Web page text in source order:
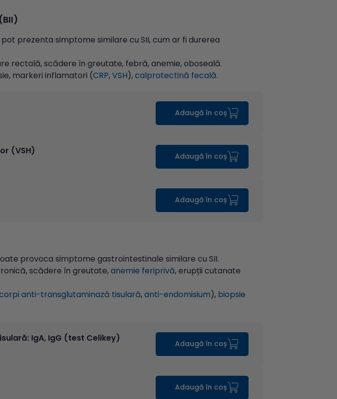
pot prezenta simptome similare cu SII, cum ar fi durerea
rectală, scădere în greutate, febră, anemie, oboseală.
markeri inflamatori (CRP,VSH),calprotectină fecală.
Adaugă în coș
(VSH)
Adaugă în coș
Adaugă în coș
provoca simptome gastrointestinale similare cu SII.
scădere în greutate,anemie feriprivă, erupții cutanate
anti-transglutaminază tisulară,anti-endomisium), biopsie
IgA, IgG (test Celikey)
Adaugă în coș
Adaugă în coș